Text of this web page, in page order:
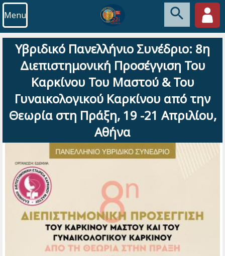
Menu
Υβριδικό Πανελλήνιο Συνέδριο: 8η
Διεπιστημονική Προσέγγιση Του
Καρκίνου Του Μαστού & Του
Γυναικολογικού Καρκίνου από την
Θεωρία στη Πράξη, 19 -21 Απριλίου,
Αθήνα